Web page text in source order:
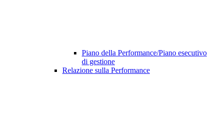
Piano della Performance/Piano esecutivo
di gestione
Relazione sulla Performance